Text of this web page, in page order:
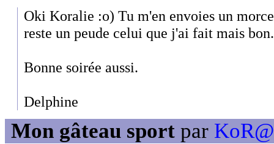
Oki Koralie :o) Tu m'en envoies un
reste un peude celui que j'ai fait mais
Bonne soirée aussi.
Delphine
Mon gâteau sport par